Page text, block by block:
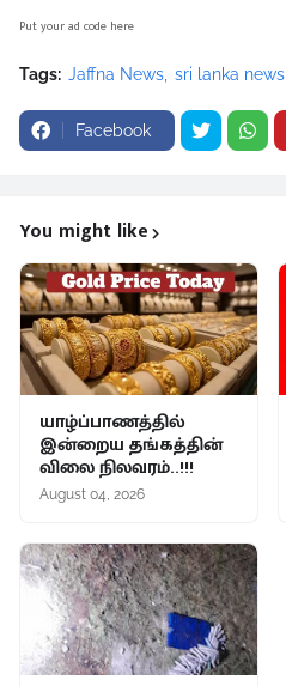
Put your ad code here
Tags: Jaffna News sri lanka news
Facebook
You might like
யாழ்ப்பாணத்தில்
இன்றைய தங்கத்தின்
விலை நிலவரம்..!!!
August 04, 2026